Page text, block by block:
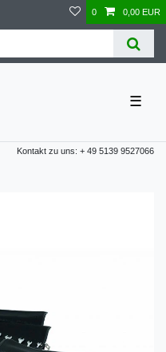
0 0,00 EUR
☰
Kontakt zu uns: + 49 5139 9527066